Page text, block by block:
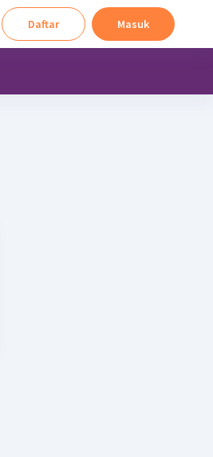
Daftar Masuk